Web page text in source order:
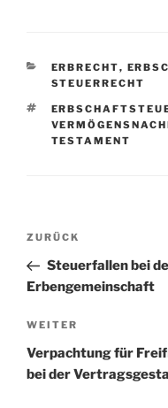
KATEGORIEN
ERBRECHT,
STEUERRECHT
SCHLAGWÖRTER
TESTAMENT
Vorheriger
Beitrag
ZURÜCK
Steuerfallen bei
Erbengemeinschaft
Nächster
Beitrag
WEITER
Verpachtung für
bei der